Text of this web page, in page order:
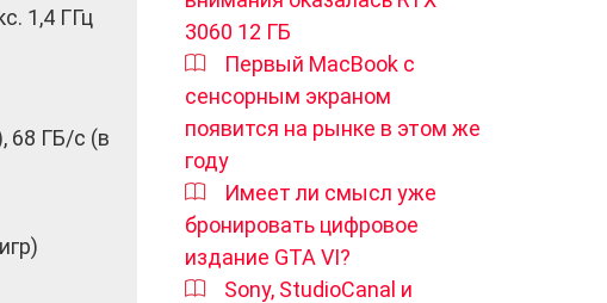
1,4 ГГц
68 ГБ/с (в
3060 12 ГБ
Первый MacBook с
сенсорным экраном
появится на рынке в этом же
году
Имеет ли смысл уже
бронировать цифровое
издание GTA VI?
Sony, StudioCanal и